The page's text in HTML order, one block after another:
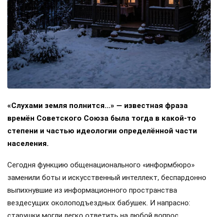
«Слухами земля полнится…» — известная фраза
времён Советского Союза была тогда в какой-то
степени и частью идеологии определённой части
населения.
Сегодня функцию общенационального «информбюро»
заменили боты и искусственный интеллект, беспардонно
выпихнувшие из информационного пространства
вездесущих околоподъездных бабушек. И напрасно: